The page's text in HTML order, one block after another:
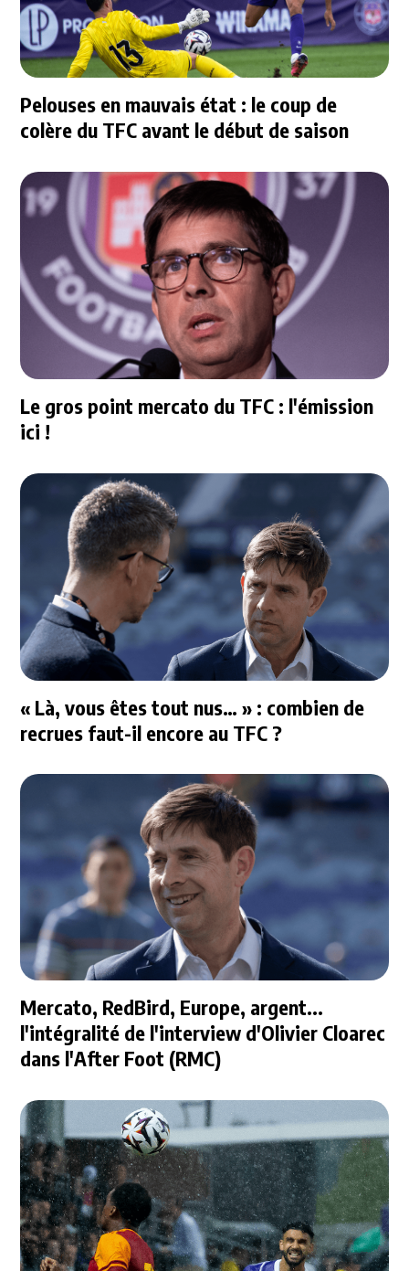
Pelouses en mauvais état : le coup de
colère du TFC avant le début de saison
Le gros point mercato du TFC : l'émission
ici !
« Là, vous êtes tout nus… » : combien de
recrues faut-il encore au TFC ?
Mercato, RedBird, Europe, argent...
l'intégralité de l'interview d'Olivier Cloarec
dans l'After Foot (RMC)